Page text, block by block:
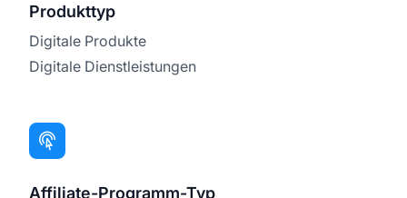
Produkttyp
Digitale Produkte
Digitale Dienstleistungen
Affiliate-Programm-Typ